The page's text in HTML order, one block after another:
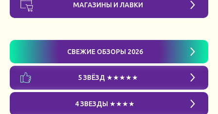
МАГАЗИНЫ И ЛАВКИ
СВЕЖИЕ ОБЗОРЫ 2026
5 ЗВЁЗД ★★★★★
4 ЗВЕЗДЫ ★★★★